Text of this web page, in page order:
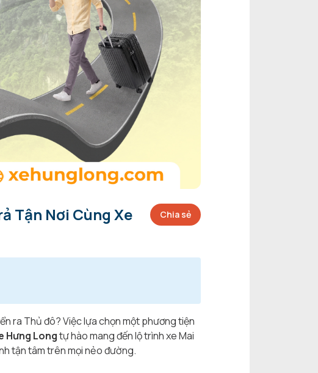
Tận Nơi Cùng Xe
Chia sẻ
ra Thủ đô? Việc lựa chọn một phương tiện
Hưng Longtự hào mang đến lộ trình xe Mai
tận tâm trên mọi nẻo đường.